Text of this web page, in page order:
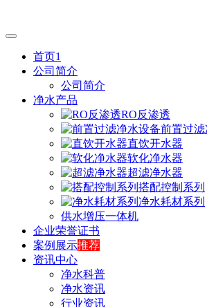
首页1
公司简介
公司简介
净水产品
RO反渗透
前置过
直饮开水器
软化净水器
超滤净水器
搭配控制系列
净水耗材系列
供水增压一体机
企业荣誉证书
案例展示推荐
资讯中心
净水科普
净水资讯
行业资讯